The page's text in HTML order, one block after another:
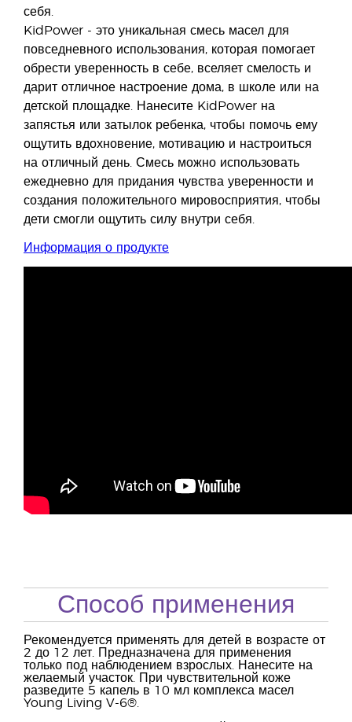
себя.
KidPower - это уникальная смесь масел для
повседневного использования, которая помогает
обрести уверенность в себе, вселяет смелость и
дарит отличное настроение дома, в школе или на
детской площадке. Нанесите KidPower на
запястья или затылок ребенка, чтобы помочь ему
ощутить вдохновение, мотивацию и настроиться
на отличный день. Смесь можно использовать
ежедневно для придания чувства уверенности и
создания положительного мировосприятия, чтобы
дети смогли ощутить силу внутри себя.
Информация о продукте
Способ применения
Рекомендуется применять для детей в возрасте от
2 до 12 лет. Предназначена для применения
только под наблюдением взрослых. Нанесите на
желаемый участок. При чувствительной коже
разведите 5 капель в 10 мл комплекса масел
Young Living V-6®.